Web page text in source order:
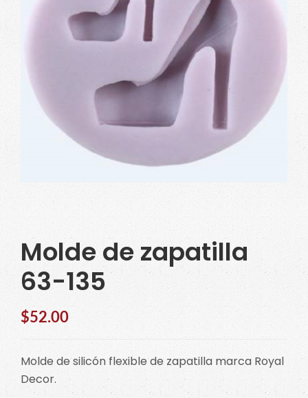
Molde de zapatilla
63-135
$52.00
Molde de silicón flexible de zapatilla marca Royal
Decor.